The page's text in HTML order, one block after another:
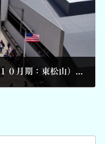
剣道段位審査会（初～三段：令和７年１０月期：東松山） 要項